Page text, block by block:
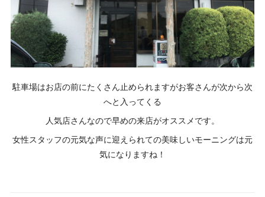
駐車場はお店の前にたくさん止められますがお客さんが次から次
へと入ってくる
人気店さんなので早めの来店がオススメです。
女性スタッフの元気な声に迎えられての美味しいモーニングは元
気になりますね！